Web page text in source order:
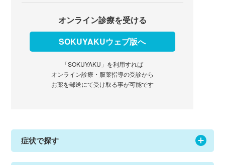
オンライン診療を受ける
SOKUYAKUウェブ版へ
「SOKUYAKU」を利用すれば
オンライン診療・服薬指導の受診から
お薬を郵送にて受け取る事が可能です
症状で探す